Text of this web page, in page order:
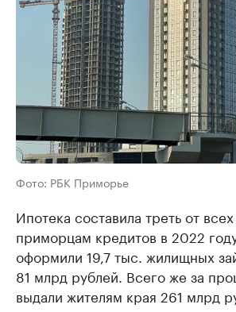
Фото: РБК Приморье
Ипотека составила треть от
приморцам кредитов в 2022
оформили 19,7 тыс. жилищных
81 млрд рублей. Всего же за
выдали жителям края 261 млрд